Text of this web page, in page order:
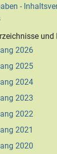
-
2026
2025
2024
2023
2022
2021
2020